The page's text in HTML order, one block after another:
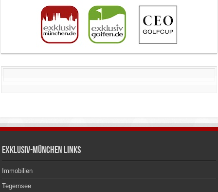
Exklusiv-München Links
Immobilien
Tegernsee